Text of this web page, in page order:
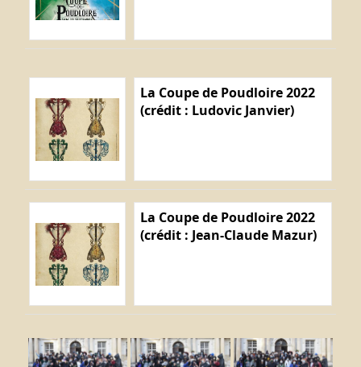
La Coupe de Poudloire 2022
(crédit : Ludovic Janvier)
La Coupe de Poudloire 2022
(crédit : Jean-Claude Mazur)